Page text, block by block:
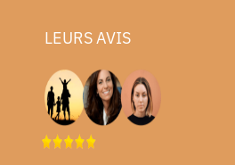
LEURS AVIS